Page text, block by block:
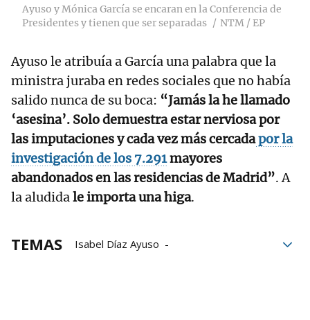
Ayuso y Mónica García se encaran en la Conferencia de
Presidentes y tienen que ser separadas
NTM / EP
Ayuso le atribuía a García una palabra que la
ministra juraba en redes sociales que no había
salido nunca de su boca: “Jamás la he llamado
‘asesina’. Solo demuestra estar nerviosa por
las imputaciones y cada vez más cercadapor la
investigación de los 7.291mayores
abandonados en las residencias de Madrid”. A
la aludidale importa una higa.
TEMAS
Isabel Díaz Ayuso